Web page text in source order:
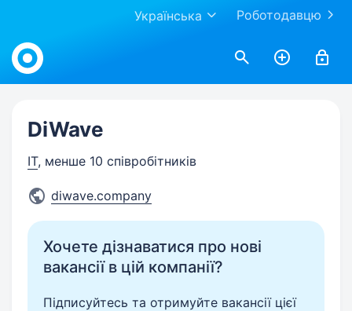
Роботодавцю
Українська
Work.ua
DiWave
IT, менше 10 співробітників
diwave.company
Хочете дізнаватися про нові
вакансії в цій компанії?
Підписуйтесь та отримуйте вакансії цієї